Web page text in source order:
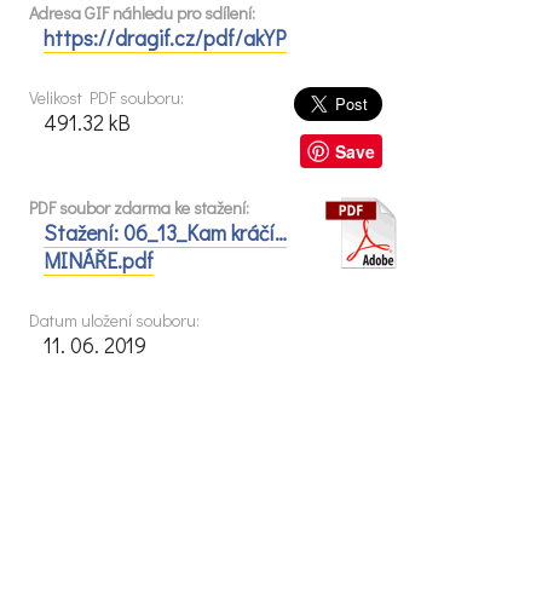
Adresa GIF náhledu pro sdílení:
https://dragif.cz/pdf/akYP
Save
Velikost PDF souboru:
491.32 kB
PDF soubor zdarma ke stažení:
Stažení: 06_13_Kam kráčí…
MINÁŘE.pdf
Datum uložení souboru:
11. 06. 2019